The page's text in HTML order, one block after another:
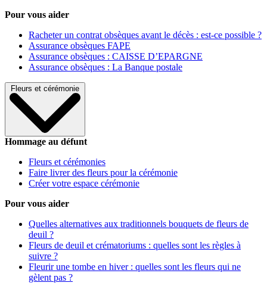
Pour vous aider
Racheter un contrat obsèques avant le décès : est-ce possible ?
Assurance obsèques FAPE
Assurance obsèques : CAISSE D’EPARGNE
Assurance obsèques : La Banque postale
Fleurs et cérémonie
Hommage au défunt
Fleurs et cérémonies
Faire livrer des fleurs pour la cérémonie
Créer votre espace cérémonie
Pour vous aider
Quelles alternatives aux traditionnels bouquets de fleurs de
deuil ?
Fleurs de deuil et crématoriums : quelles sont les règles à
suivre ?
Fleurir une tombe en hiver : quelles sont les fleurs qui ne
gèlent pas ?